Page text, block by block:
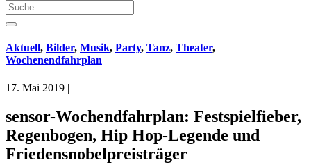
Aktuell, Bilder, Musik, Party, Tanz, Theater,
Wochenendfahrplan
17. Mai 2019 |
sensor-Wochendfahrplan: Festspielfieber,
Regenbogen, Hip Hop-Legende und
Friedensnobelpreisträger